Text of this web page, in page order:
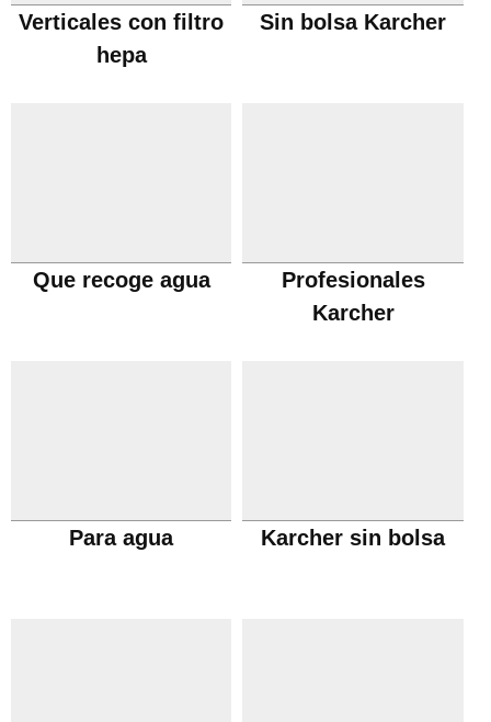
Verticales con filtro
hepa
Sin bolsa Karcher
Que recoge agua
Profesionales
Karcher
Para agua Karcher sin bolsa